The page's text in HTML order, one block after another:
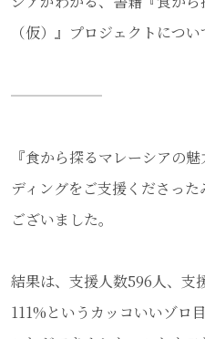
（仮）』プロジェクトについ
『食から探るマレーシアの
ディングをご支援くださっ
ございました。
結果は、支援人数596人、支
111%というカッコいいゾロ